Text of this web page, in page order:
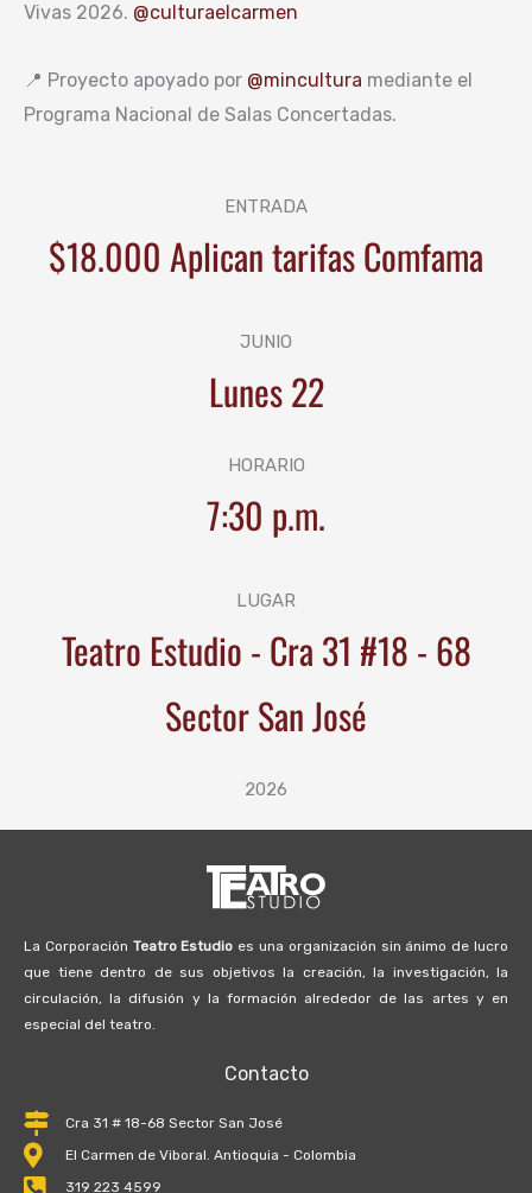
Vivas 2026. @culturaelcarmen
📍 Proyecto apoyado por @mincultura mediante el
Programa Nacional de Salas Concertadas.
ENTRADA
$18.000 Aplican tarifas Comfama
JUNIO
Lunes 22
HORARIO
7:30 p.m.
LUGAR
Teatro Estudio - Cra 31 #18 - 68
Sector San José
2026
La Corporación Teatro Estudio es una organización sin ánimo de lucro
que tiene dentro de sus objetivos la creación, la investigación, la
circulación, la difusión y la formación alrededor de las artes y en
especial del teatro.
Contacto
Cra 31 # 18-68 Sector San José
El Carmen de Viboral. Antioquia - Colombia
319 223 4599